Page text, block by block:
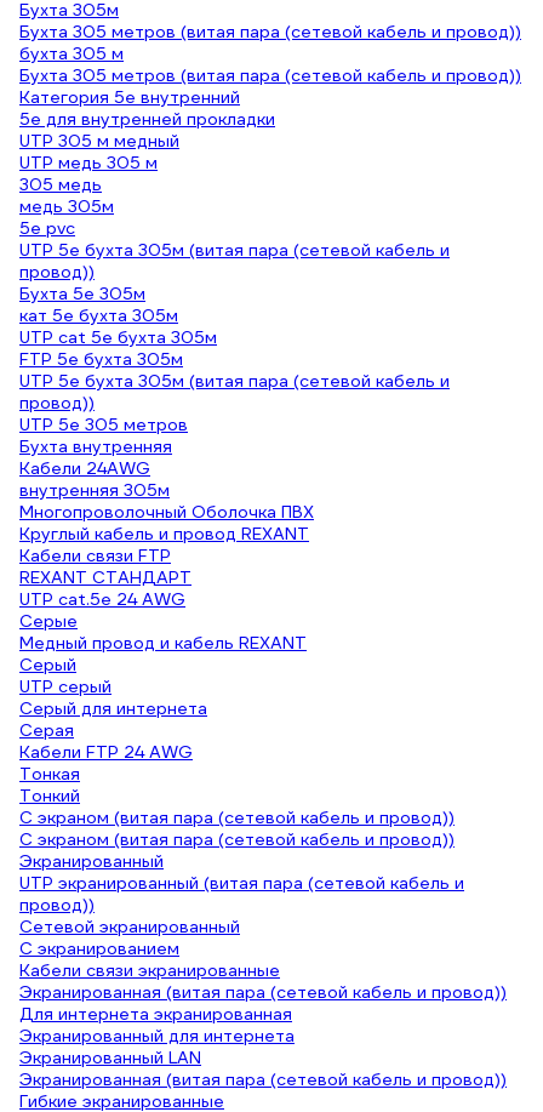
Бухта 305м
Бухта 305 метров (витая пара (сетевой кабель и провод))
бухта 305 м
Бухта 305 метров (витая пара (сетевой кабель и провод))
Категория 5е внутренний
5е для внутренней прокладки
UTP 305 м медный
UTP медь 305 м
305 медь
медь 305м
5е pvc
UTP 5e бухта 305м (витая пара (сетевой кабель и
провод))
Бухта 5е 305м
кат 5е бухта 305м
UTP cat 5e бухта 305м
FTP 5e бухта 305м
UTP 5e бухта 305м (витая пара (сетевой кабель и
провод))
UTP 5e 305 метров
Бухта внутренняя
Кабели 24AWG
внутренняя 305м
Многопроволочный Оболочка ПВХ
Круглый кабель и провод REXANT
Кабели связи FTP
REXANT СТАНДАРТ
UTP cat.5e 24 AWG
Серые
Медный провод и кабель REXANT
Серый
UTP серый
Серый для интернета
Серая
Кабели FTP 24 AWG
Тонкая
Тонкий
С экраном (витая пара (сетевой кабель и провод))
С экраном (витая пара (сетевой кабель и провод))
Экранированный
UTP экранированный (витая пара (сетевой кабель и
провод))
Сетевой экранированный
С экранированием
Кабели связи экранированные
Экранированная (витая пара (сетевой кабель и провод))
Для интернета экранированная
Экранированный для интернета
Экранированный LAN
Экранированная (витая пара (сетевой кабель и провод))
Гибкие экранированные